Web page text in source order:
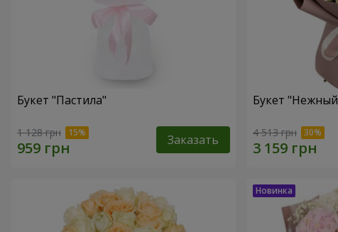
Букет "Пастила"
1 128 грн Заказать
Букет
4 513 грн